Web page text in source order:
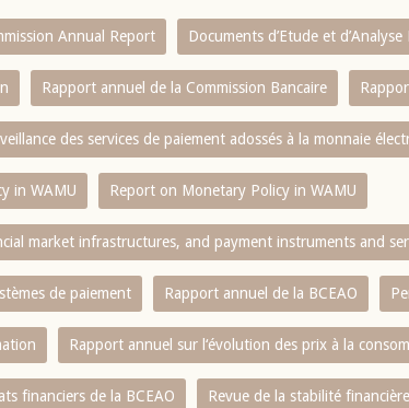
Annual Report Documents d’Etude et
Rapport annuel de la Commission Bancaire
des services de paiement adossés à la monnaie
in WAMU Report on Monetary Policy in WAMU
market infrastructures, and payment instruments and
de paiement Rapport annuel de la BCEAO
Rapport annuel sur l‘évolution des prix à la
financiers de la BCEAO Revue de la stabilité